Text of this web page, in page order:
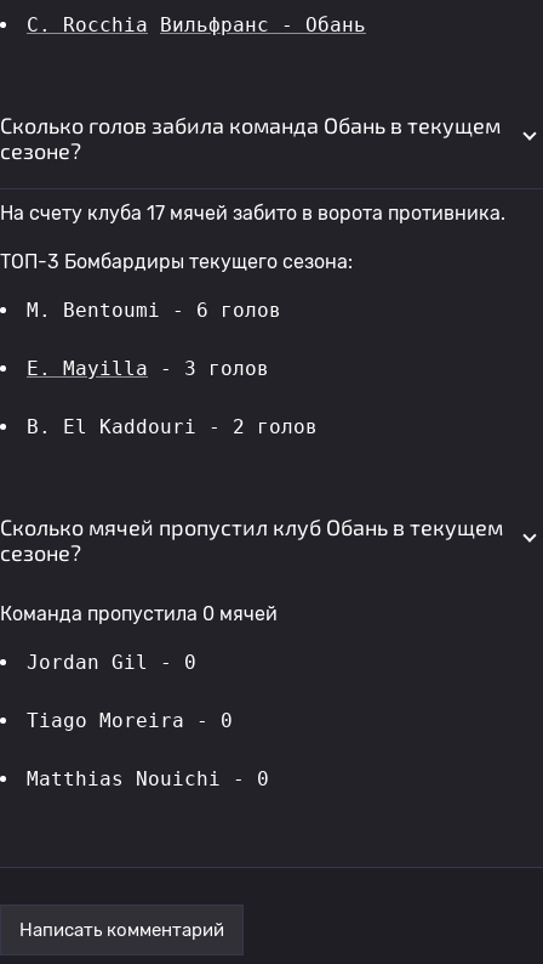
C. Rocchia Вильфранс - Обань
Сколько голов забила команда Обань в текущем
сезоне?
На счету клуба 17 мячей забито в ворота противника.
ТОП-3 Бомбардиры текущего сезона:
M. Bentoumi - 6 голов
E. Mayilla - 3 голов
B. El Kaddouri - 2 голов
Сколько мячей пропустил клуб Обань в текущем
сезоне?
Команда пропустила 0 мячей
Jordan Gil - 0
Tiago Moreira - 0
Matthias Nouichi - 0
Написать комментарий